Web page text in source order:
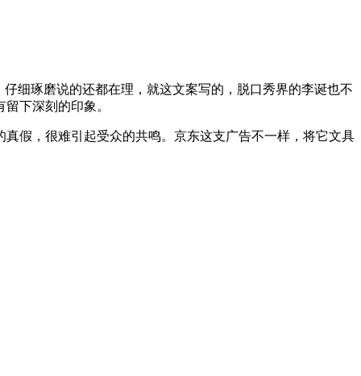
细琢磨说的还都在理，就这文案写的，脱口秀界的李诞也不
下深刻的印象。
假，很难引起受众的共鸣。京东这支广告不一样，将它文具